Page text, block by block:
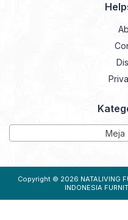
Meja
Copyright © 2026 NATALIVING
INDONESIA